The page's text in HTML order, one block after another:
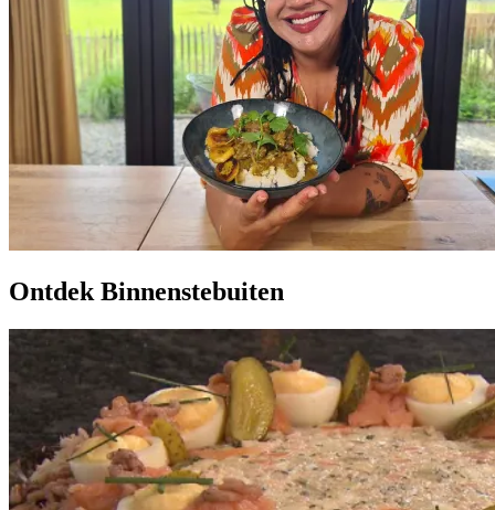
Ontdek Binnenstebuiten